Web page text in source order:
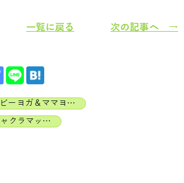
一覧に戻る 次の記事へ →
JAHA認定ベビーヨガ＆ママヨガインストラクター
JAHA認定ベビーチャクラマッサージインストラクター